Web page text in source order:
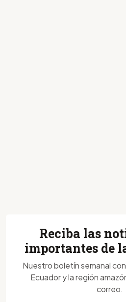
Reciba las
importantes de
Nuestro boletín semanal
Ecuador y la región
correo.